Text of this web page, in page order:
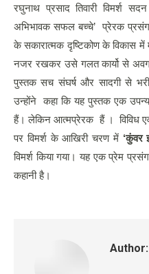
रघुनाथ प्रसाद तिवारी विमर्श
अभिभावक सफल बच्चे’ प्रेरक प्रसंग
के सकारात्मक दृष्टिकोण के विकास में
नजर रखकर उसे गलत कार्यो से
पुस्तक सच संघर्ष और सादगी से भरी
उन्होंने कहा कि यह पुस्तक एक
हैं। लेकिन आत्मप्रेरक हैं । विविध एवं
पर विमर्श के आखिरी चरण में ‘कुंवर
विमर्श किया गया। यह एक प्रेम
कहानी है।
Author: